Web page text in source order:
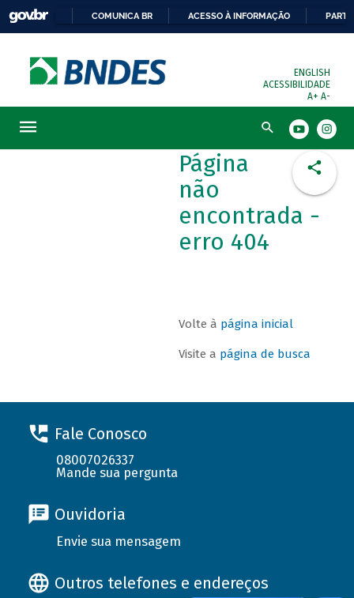
COMUNICA BR ACESSO À INFORMAÇÃO
ENGLISH
ACESSIBILIDADE
A+ A-
Busca
Página
não
encontrada -
erro 404
Volte à página inicial
Visite a página de busca
Fale Conosco
08007026337
Mande sua pergunta
Ouvidoria
Envie sua mensagem
Outros telefones e endereços